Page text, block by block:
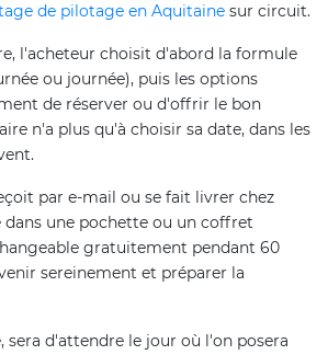
de pilotage en Aquitaine sur circuit.
l'acheteur choisit d'abord la formule
ou journée), puis les options
de réserver ou d'offrir le bon
n'a plus qu'à choisir sa date, dans les
par e-mail ou se fait livrer chez
dans une pochette ou un coffret
gratuitement pendant 60
sereinement et préparer la
sera d'attendre le jour où l'on posera